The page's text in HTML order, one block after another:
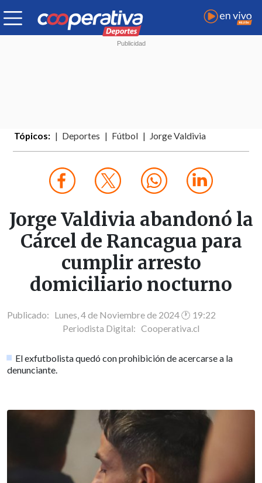
Tópicos: Deportes Fútbol Jorge Valdivia
Jorge Valdivia abandonó la
Cárcel de Rancagua para
cumplir arresto
domiciliario nocturno
Publicado: Lunes, 4 de Noviembre de 2024 🕐 19:22
Periodista Digital: Cooperativa.cl
El exfutbolista quedó con prohibición de acercarse a la
denunciante.